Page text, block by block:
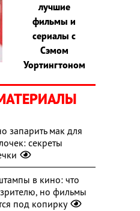
лучшие
фильмы и
сериалы с
Сэмом
Уортингтоном
запарить мак для
секреты
в кино: что
но фильмы
под копирку